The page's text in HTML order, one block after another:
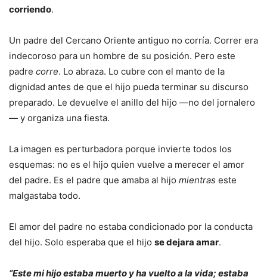
corriendo.
Un padre del Cercano Oriente antiguo no corría. Correr era
indecoroso para un hombre de su posición. Pero este
padre corre. Lo abraza. Lo cubre con el manto de la
dignidad antes de que el hijo pueda terminar su discurso
preparado. Le devuelve el anillo del hijo —no del jornalero
— y organiza una fiesta.
La imagen es perturbadora porque invierte todos los
esquemas: no es el hijo quien vuelve a merecer el amor
del padre. Es el padre que amaba al hijo mientras este
malgastaba todo.
El amor del padre no estaba condicionado por la conducta
del hijo. Solo esperaba que el hijo se dejara amar.
“Este mi hijo estaba muerto y ha vuelto a la vida; estaba